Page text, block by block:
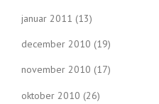
januar 2011 (13)
december 2010 (19)
november 2010 (17)
oktober 2010 (26)